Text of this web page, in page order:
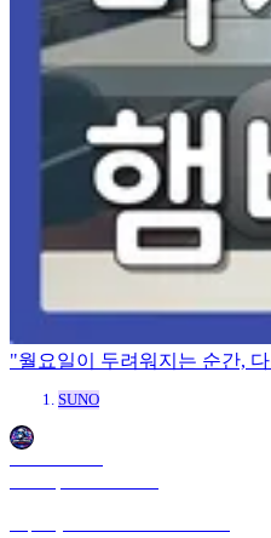
"월요일이 두려워지는 순간,
SUNO